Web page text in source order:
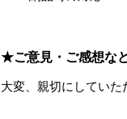
★ご意見・ご感想な
大変、親切にしていた